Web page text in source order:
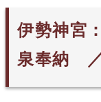
伊勢神宮
泉奉納